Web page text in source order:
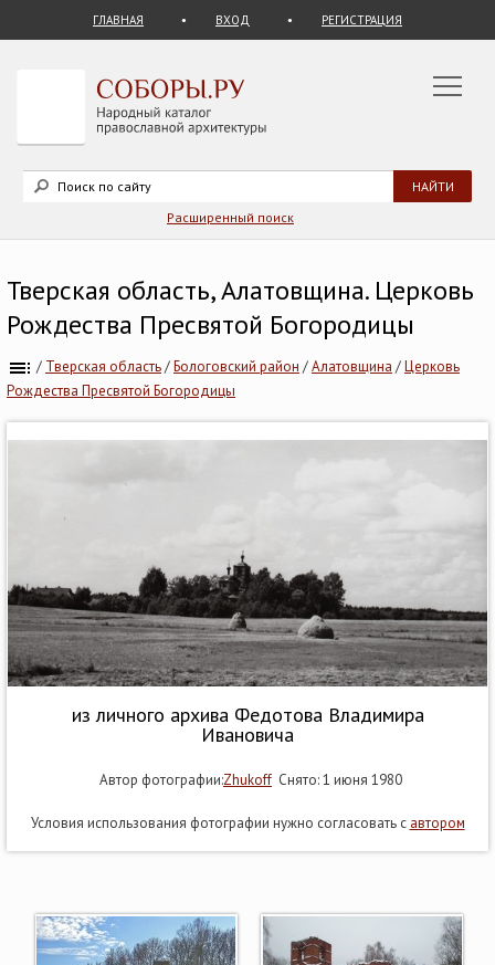
ГЛАВНАЯ ВХОД РЕГИСТРАЦИЯ
Расширенный поиск
Тверская область, Алатовщина. Церковь
Рождества Пресвятой Богородицы
/ Тверская область/Бологовский район /Алатовщина /Церковь
Рождества Пресвятой Богородицы
из личного архива Федотова Владимира
Ивановича
Автор фотографии:Zhukoff Снято: 1 июня 1980
Условия использования фотографии нужно согласовать с автором